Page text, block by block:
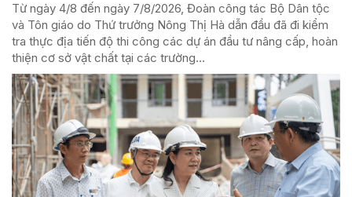
Từ ngày 4/8 đến ngày 7/8/2026, Đoàn công tác Bộ Dân tộc
và Tôn giáo do Thứ trưởng Nông Thị Hà dẫn đầu đã đi kiểm
tra thực địa tiến độ thi công các dự án đầu tư nâng cấp, hoàn
thiện cơ sở vật chất tại các trường...